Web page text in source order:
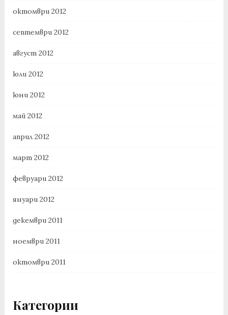
октомври 2012
септември 2012
август 2012
юли 2012
юни 2012
май 2012
април 2012
март 2012
февруари 2012
януари 2012
декември 2011
ноември 2011
октомври 2011
Категории